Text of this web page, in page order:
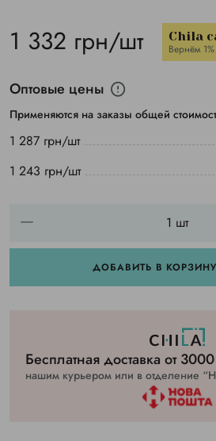
1 332 грн/шт Chila
Вернём 1%
Оптовые цены
Применяются на заказы общей
1 287 грн/шт
1 243 грн/шт
ДОБАВИТЬ В КОРЗИНУ
Бесплатная доставка от
нашим курьером или в отделение